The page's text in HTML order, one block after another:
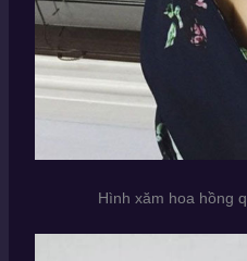
Hình xăm hoa hồng